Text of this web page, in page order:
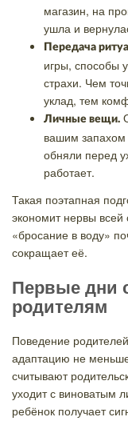
магазин, на
ушла и
Передача
игры, способы
страхи. Чем
уклад, тем
Личные вещи.
вашим
обняли перед
работает.
Такая поэтапная
экономит нервы
«бросание в воду»
сокращает её.
Первые дни
родителям
Поведение
адаптацию не
считывают
уходит с виноватым
ребёнок получает